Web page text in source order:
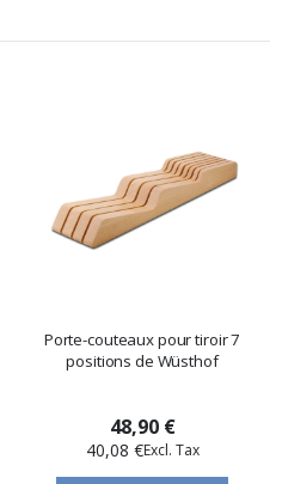
Porte-couteaux pour tiroir 7
positions de Wüsthof
48,90 €
40,08 €